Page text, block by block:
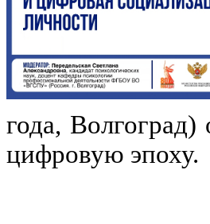
года,
цифровую эпоху.